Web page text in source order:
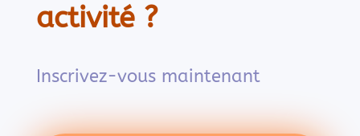
activité ?
Inscrivez-vous maintenant